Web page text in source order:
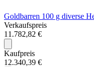
Goldbarren 100 g diverse
Verkaufspreis
11.782,82 €
Kaufpreis
12.340,39 €